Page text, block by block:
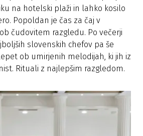
na hotelski plaži in lahko kosilo
Popoldan je čas za čaj v
čudovitem razgledu. Po večerji
slovenskih chefov pa še
ob umirjenih melodijah, ki jih iz
Rituali z najlepšim razgledom.